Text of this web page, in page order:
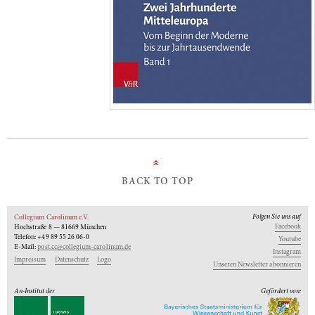
»
BACK TO TOP
Collegium Carolinum e.V.
Hochstraße 8 — 81669 München
Telefon: +49 89 55 26 06-0
E-Mail:post.cc@collegium-carolinum.de
Impressum
Datenschutz Logo
Folgen Sie uns auf
Facebook
Youtube
Instagram
Unseren Newsletter abonnieren
An-Institut der Gefördert von: